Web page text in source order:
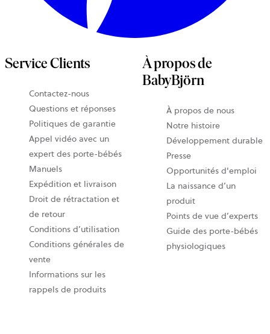
Service Clients
Contactez-nous
Questions et réponses
Politiques de garantie
Appel vidéo avec un
expert des porte-bébés
Manuels
Expédition et livraison
Droit de rétractation et
de retour
Conditions d’utilisation
Conditions générales de
vente
Informations sur les
rappels de produits
À propos de
BabyBjörn
À propos de nous
Notre histoire
Développement durable
Presse
Opportunités d'emploi
La naissance d’un
produit
Points de vue d’experts
Guide des porte-bébés
physiologiques